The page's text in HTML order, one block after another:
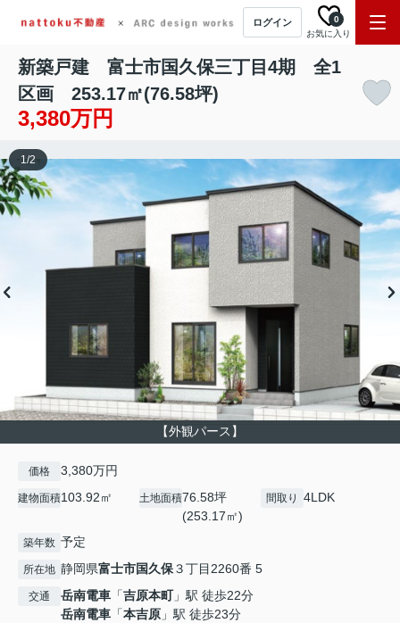
ログイン
お気に入り
0
新築戸建 富士市国久保三丁目4期 全1
区画 253.17㎡(76.58坪)
3,380万円
【外観パース】
1/2
価格 3,380万円
建物面積103.92㎡ 土地面積76.58坪
(253.17㎡)
間取り 4LDK
築年数 予定
所在地 静岡県富士市国久保３丁目2260番 5
交通 岳南電車 「吉原本町」駅 徒歩22分
岳南電車 「本吉原 」駅 徒歩23分